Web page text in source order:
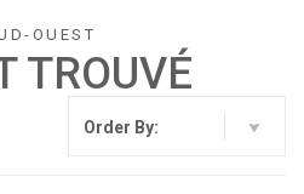
OUEST
TROUVÉ
Order By: